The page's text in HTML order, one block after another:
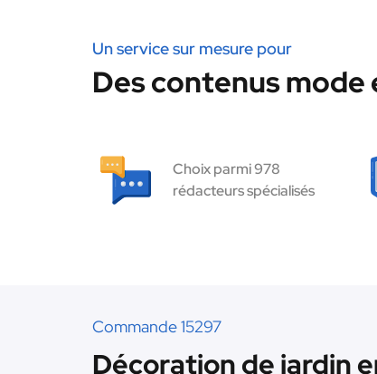
Un service sur mesure pour
Des contenus
Choix parmi 978
rédacteurs spécialisés
Commande 15297
Décoration de jardin